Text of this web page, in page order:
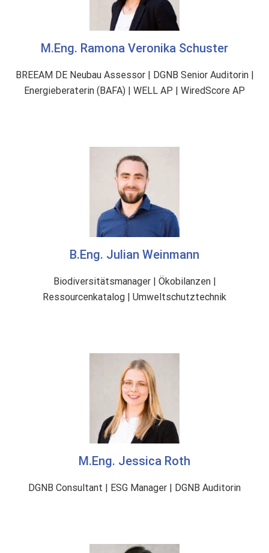
M.Eng. Ramona Veronika Schuster
BREEAM DE Neubau Assessor | DGNB Senior Auditorin |
Energieberaterin (BAFA) | WELL AP | WiredScore AP
B.Eng. Julian Weinmann
Biodiversitätsmanager | Ökobilanzen |
Ressourcenkatalog | Umweltschutztechnik
M.Eng. Jessica Roth
DGNB Consultant | ESG Manager | DGNB Auditorin